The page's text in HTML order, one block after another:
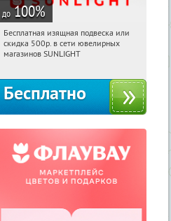
до 100%
15:13:59 Получили:
Россия
Бесплатная изящная подвеска или
скидка 500р. в сети ювелирных
магазинов SUNLIGHT
Бесплатно